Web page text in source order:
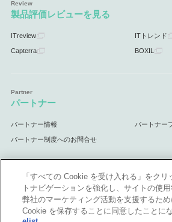
製品評価レビューを見る
ITreview ITトレンド
Capterra BOXIL
パートナー
パートナー情報 パートナー
パートナー制度へのお問合せ
サポート
サポート情報
「すべての Cookie を受け入れる」をクリ
トナビゲーションを強化し、サイトの使用
弊社のマーケティング活動を支援するた
Cookie を保存することに同意したことに